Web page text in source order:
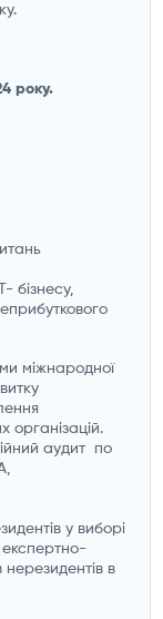
року.
бізнесу,
міжнародної
організацій.
аудит по
у виборі
експертно-
в